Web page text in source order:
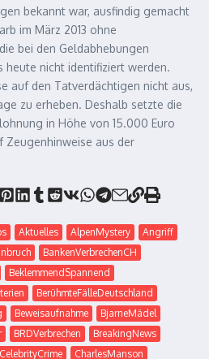
bekannt war, ausfindig gemacht
im März 2013 ohne
bei den Geldabhebungen
heute nicht identifiziert werden.
auf den Tatverdächtigen nicht aus,
zu erheben. Deshalb setzte die
in Höhe von 15.000 Euro
Zeugenhinweise aus der
Aktuelles AlpenMystery
Angriff
BankenVerbrechenCH
BeklemmendSpannend
BerühmteFälleDeutschland
Beweisaufnahme
BjarneMädel
BRDVerbrechen
BreakingNews
CelebrityCrime CharlesManson